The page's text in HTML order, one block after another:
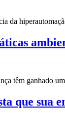
têm
que sua